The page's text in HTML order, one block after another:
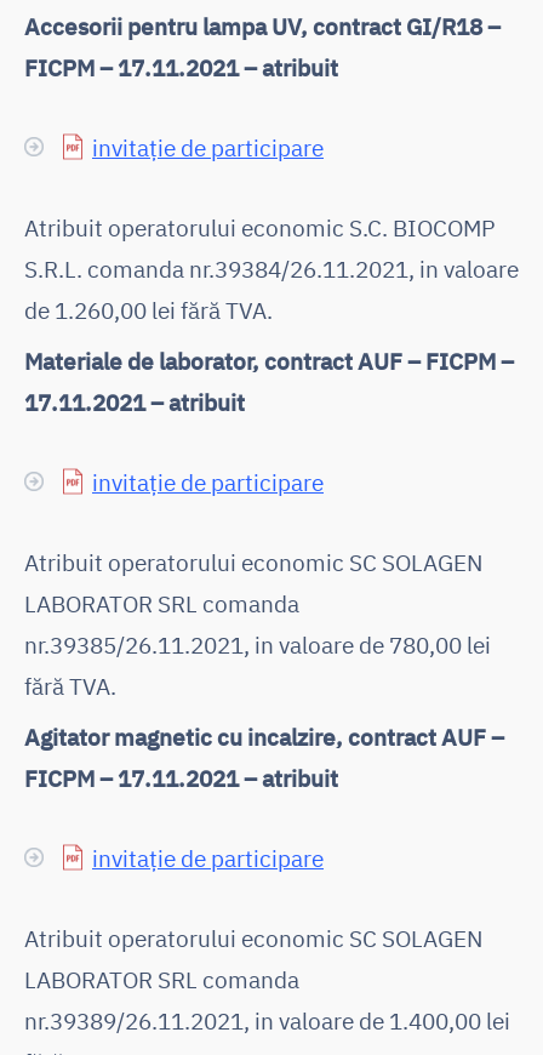
Accesorii pentru lampa UV, contract GI/R18 –
FICPM – 17.11.2021 – atribuit
invitație de participare
Atribuit operatorului economic S.C. BIOCOMP
S.R.L. comanda nr.39384/26.11.2021, in valoare
de 1.260,00 lei fără TVA.
Materiale de laborator, contract AUF – FICPM –
17.11.2021 – atribuit
invitație de participare
Atribuit operatorului economic SC SOLAGEN
LABORATOR SRL comanda
nr.39385/26.11.2021, in valoare de 780,00 lei
fără TVA.
Agitator magnetic cu incalzire, contract AUF –
FICPM – 17.11.2021 – atribuit
invitație de participare
Atribuit operatorului economic SC SOLAGEN
LABORATOR SRL comanda
nr.39389/26.11.2021, in valoare de 1.400,00 lei